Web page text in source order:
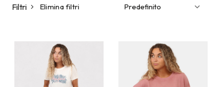
Filtri Elimina filtri